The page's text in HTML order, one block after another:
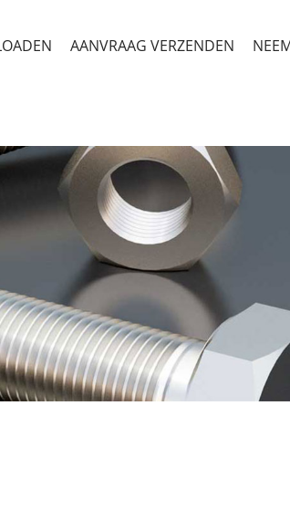
AANVRAAG VERZENDEN